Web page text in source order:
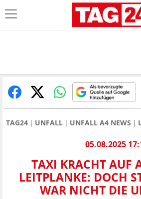
TAG24 UNFALL UNFALL A4 NEWS
05.08.2025
TAXI KRACHT AUF
LEITPLANKE: DOCH
WAR NICHT DIE